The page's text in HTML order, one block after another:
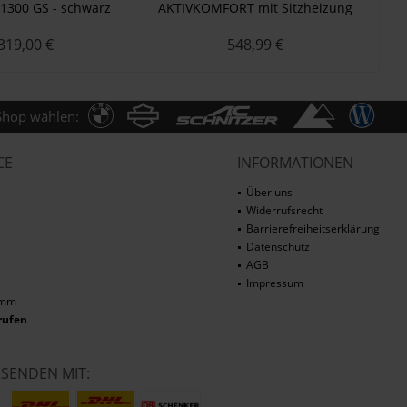
GS - schwarz
€
AKTIVKOMFORT mit Sitzheizung
Adventure - S
548,99 €
wählen:
INFORMATIONEN
Über uns
Widerrufsrecht
Barrierefreiheitserklärung
Datenschutz
AGB
Impressum
MIT: